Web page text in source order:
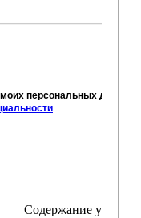
персональных данных,
Содержание услуги